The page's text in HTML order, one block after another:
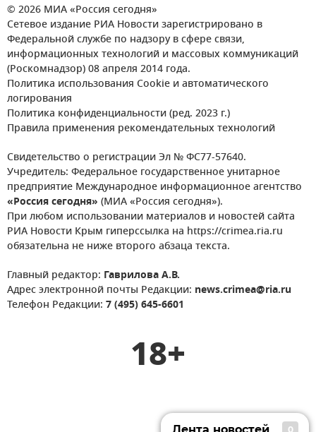
© 2026 МИА «Россия сегодня»
Сетевое издание РИА Новости зарегистрировано в
Федеральной службе по надзору в сфере связи,
информационных технологий и массовых коммуникаций
(Роскомнадзор) 08 апреля 2014 года.
Политика использования Cookie и автоматического
логирования
Политика конфиденциальности (ред. 2023 г.)
Правила применения рекомендательных технологий
Свидетельство о регистрации Эл № ФС77-57640.
Учредитель: Федеральное государственное унитарное
предприятие Международное информационное агентство
«Россия сегодня» (МИА «Россия сегодня»).
При любом использовании материалов и новостей сайта
РИА Новости Крым гиперссылка на https://crimea.ria.ru
обязательна не ниже второго абзаца текста.
Главный редактор: Гаврилова А.В.
Адрес электронной почты Редакции: news.crimea@ria.ru
Телефон Редакции: 7 (495) 645-6601
18+
0